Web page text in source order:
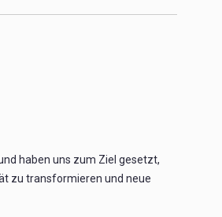
haben uns zum Ziel gesetzt,
zu transformieren und neue